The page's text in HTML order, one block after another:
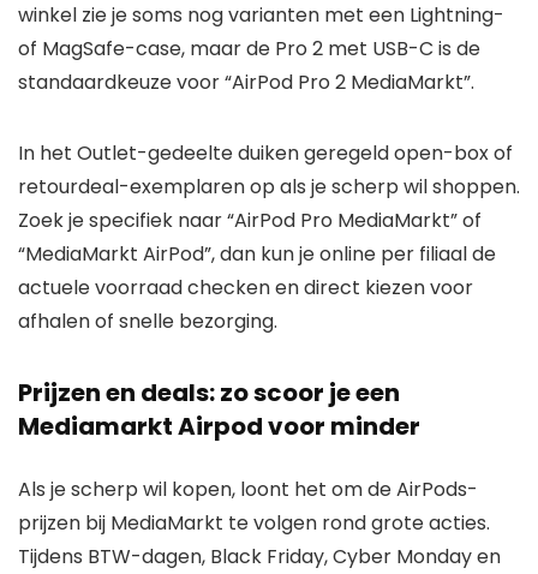
winkel zie je soms nog varianten met een Lightning-
of MagSafe-case, maar de Pro 2 met USB-C is de
standaardkeuze voor “AirPod Pro 2 MediaMarkt”.
In het Outlet-gedeelte duiken geregeld open-box of
retourdeal-exemplaren op als je scherp wil shoppen.
Zoek je specifiek naar “AirPod Pro MediaMarkt” of
“MediaMarkt AirPod”, dan kun je online per filiaal de
actuele voorraad checken en direct kiezen voor
afhalen of snelle bezorging.
Prijzen en deals: zo scoor je een
Mediamarkt Airpod voor minder
Als je scherp wil kopen, loont het om de AirPods-
prijzen bij MediaMarkt te volgen rond grote acties.
Tijdens BTW-dagen, Black Friday, Cyber Monday en